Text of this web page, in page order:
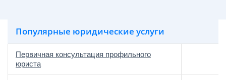
Популярные юридические услуги
Первичная консультация профильного
юриста